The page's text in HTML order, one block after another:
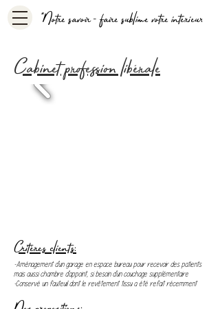
"Notre savoir - faire sublime votre intérieur
Cabinet profession libérale
Critères clients:
-Aménagement d'un garage en espace bureau pour recevoir des patients
mais aussi chambre d'appoint, si besoin d'un couchage supplémentaire
-Conservé un fauteuil dont le revêtement tissu a été refait récemment